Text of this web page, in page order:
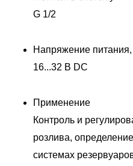
G 1/2
Напряжение
16...32 В DC
Применение
Контроль и
розлива,
системах